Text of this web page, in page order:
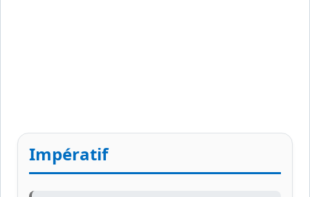
Impératif